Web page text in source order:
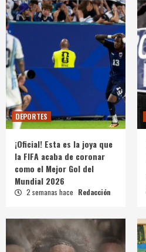
DEPORTES
¡Oficial! Esta es la joya que
la FIFA acaba de coronar
como el Mejor Gol del
Mundial 2026
2 semanas hace Redacción